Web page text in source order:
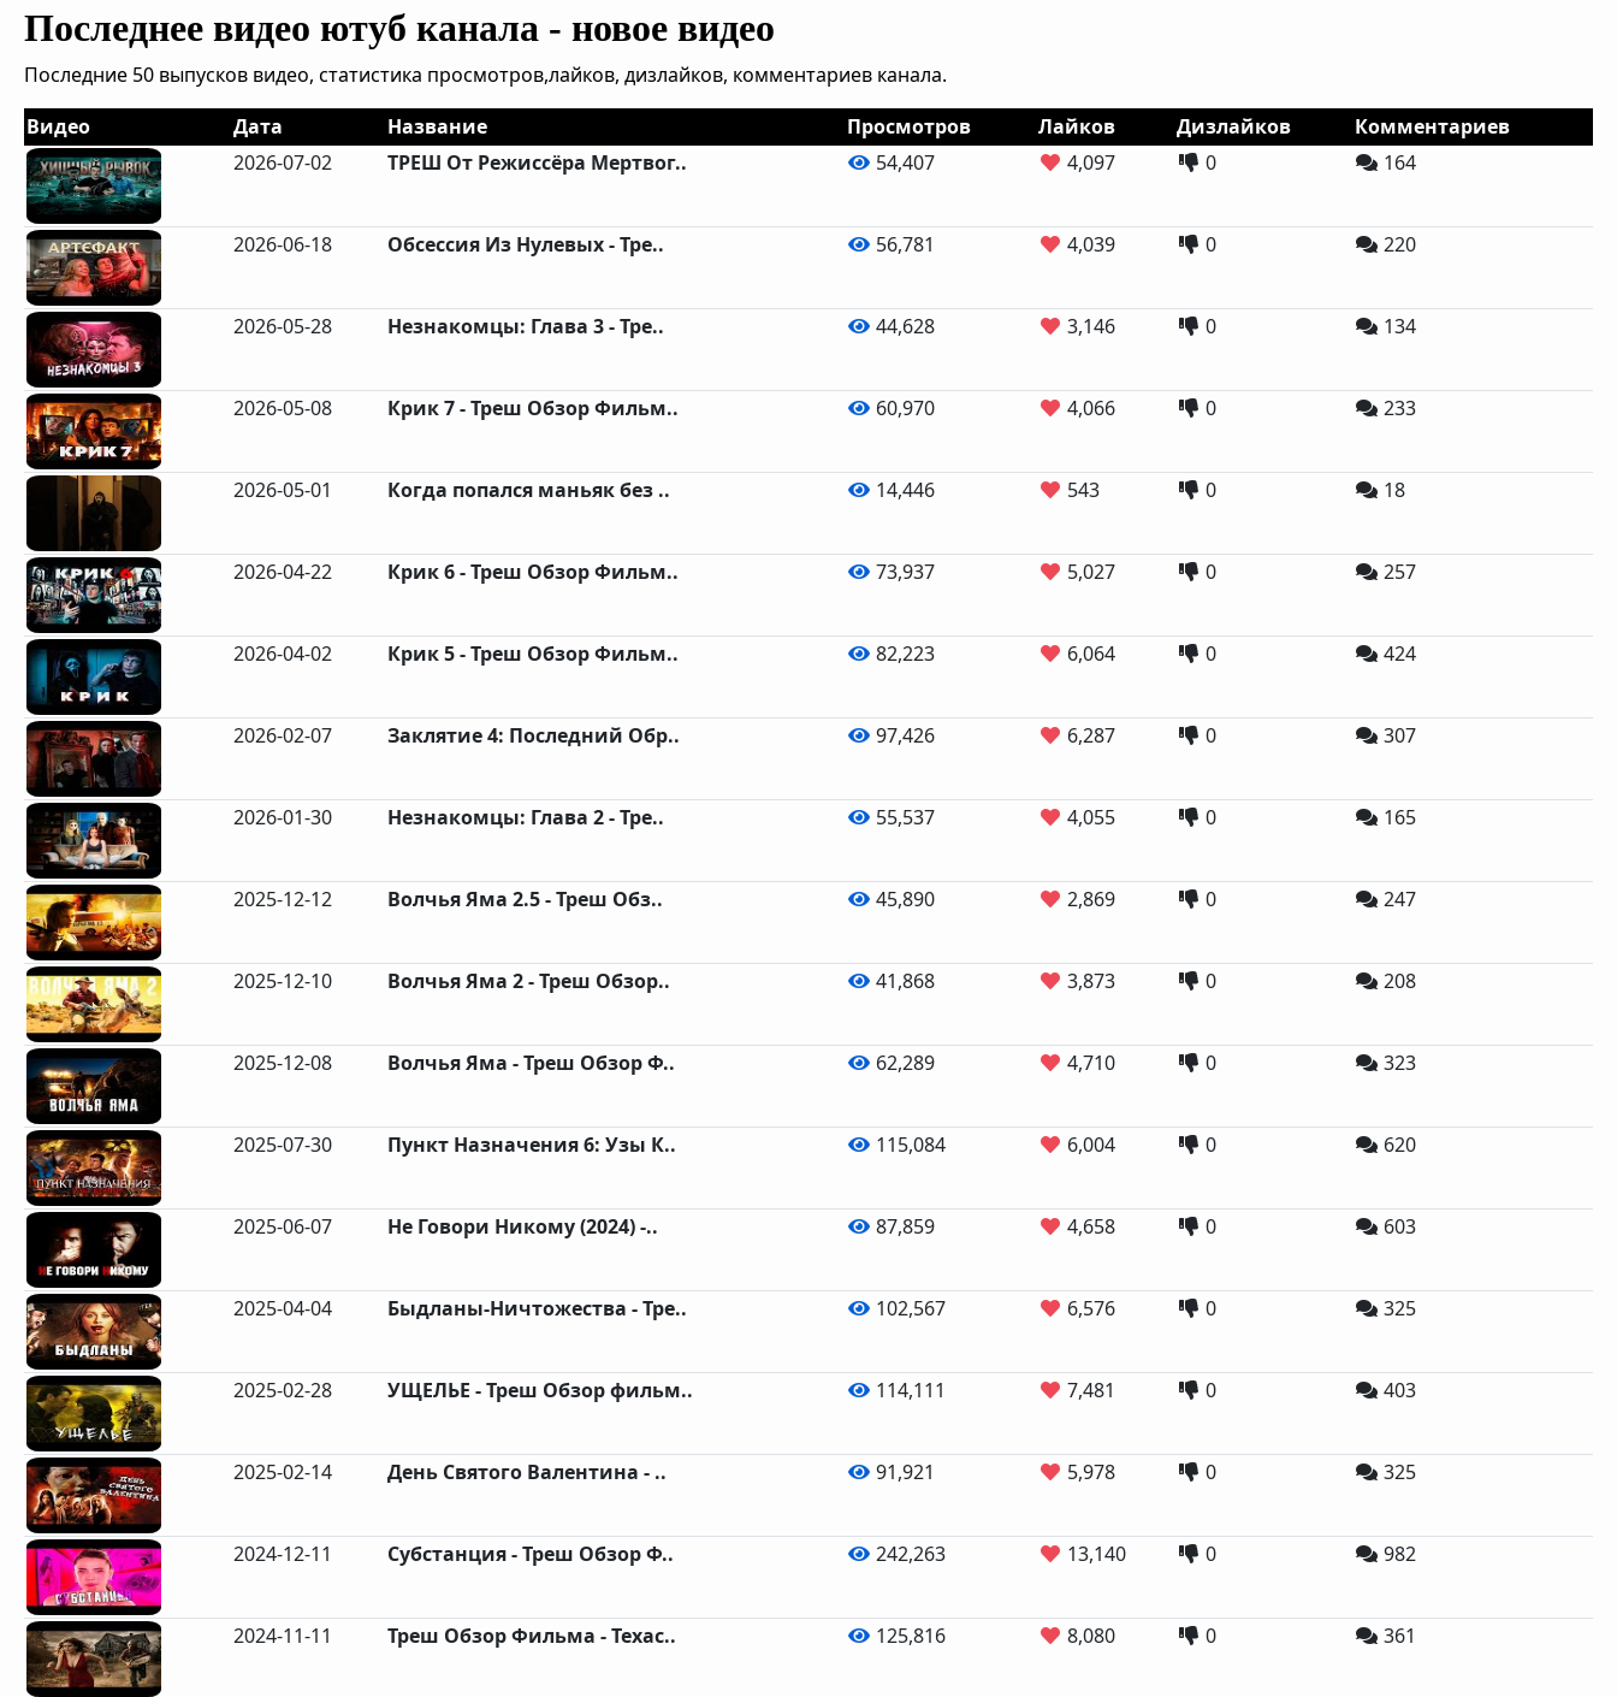
Последнее видео ютуб канала - новое видео
Последние 50 выпусков видео, статистика просмотров,лайков, дизлайков, комментариев канала.
Видео
Дата Название Просмотров Лайков Дизлайков
Комментариев
2026-07-02
ТРЕШ От Режиссёра Мертвог.. 54,407 4,097 0 164
2026-06-18 Обсессия Из Нулевых - Тре.. 56,781 4,039 0 220
2026-05-28 Незнакомцы: Глава 3 - Тре.. 44,628 3,146 0 134
2026-05-08 Крик 7 - Треш Обзор Фильм.. 60,970 4,066 0 233
2026-05-01 Когда попался маньяк без .. 14,446 543 0 18
2026-04-22 Крик 6 - Треш Обзор Фильм.. 73,937 5,027 0 257
2026-04-02 Крик 5 - Треш Обзор Фильм.. 82,223 6,064 0 424
2026-02-07 Заклятие 4: Последний Обр.. 97,426 6,287 0 307
2026-01-30 Незнакомцы: Глава 2 - Тре.. 55,537 4,055 0 165
2025-12-12 Волчья Яма 2.5 - Треш Обз.. 45,890 2,869 0 247
2025-12-10 Волчья Яма 2 - Треш Обзор.. 41,868 3,873 0 208
2025-12-08 Волчья Яма - Треш Обзор Ф.. 62,289 4,710 0 323
2025-07-30 Пункт Назначения 6: Узы К.. 115,084 6,004 0 620
2025-06-07 Не Говори Никому (2024) -.. 87,859 4,658 0 603
2025-04-04 Быдланы-Ничтожества - Тре.. 102,567 6,576 0 325
2025-02-28 УЩЕЛЬЕ - Треш Обзор фильм.. 114,111 7,481 0 403
2025-02-14 День Святого Валентина - .. 91,921 5,978 0 325
2024-12-11 Субстанция - Треш Обзор Ф.. 242,263 13,140 0 982
2024-11-11 Треш Обзор Фильма - Техас.. 125,816 8,080 0 361